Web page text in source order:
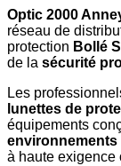
Optic 2000
réseau de
protection Bollé
de la sécurité
Les
lunettes de
équipements
à haute exigence